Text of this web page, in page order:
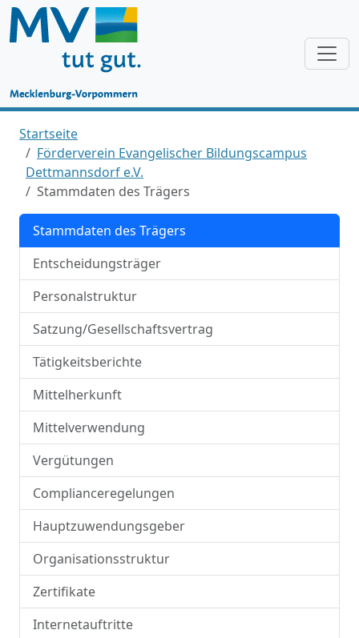
Startseite
Förderverein Evangelischer Bildungscampus
Dettmannsdorf e.V.
Stammdaten des Trägers
Stammdaten des Trägers
Entscheidungsträger
Personalstruktur
Satzung/Gesellschaftsvertrag
Tätigkeitsberichte
Mittelherkunft
Mittelverwendung
Vergütungen
Complianceregelungen
Hauptzuwendungsgeber
Organisationsstruktur
Zertifikate
Internetauftritte